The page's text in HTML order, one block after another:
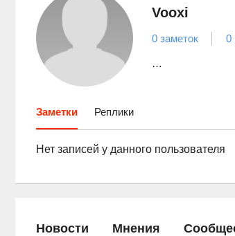
Vooxi
0 заметок 0
…
Заметки Реплики
Нет записей у данного пользователя
Новости Мнения